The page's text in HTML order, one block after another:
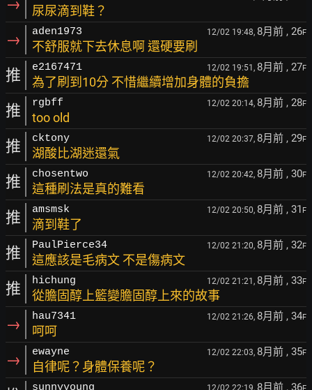
→ 尿尿滴到鞋？
→ aden1973 12/02 19:48, 8月前 , 26F
不舒服就下去休息啊 還硬要刷
推 e2167471 12/02 19:51, 8月前 , 27F
為了刷到10分 不惜繼續增加身體的負擔
推 rgbff 12/02 20:14, 8月前 , 28F
too old
推 cktony 12/02 20:37, 8月前 , 29F
湖酸比湖迷還氣
推 chosentwo 12/02 20:42, 8月前 , 30F
這種刷法是真的難看
推 amsmsk 12/02 20:50, 8月前 , 31 F
滴到鞋了
推 PaulPierce34 12/02 21:20, 8月前 , 32F
這應該是毛病文 不是傷病文
推 hichung 12/02 21:21, 8月前 , 33F
從膽固醇上籃變膽固醇上來的故事
→ hau7341 12/02 21:26, 8月前 , 34F
呵呵
→ ewayne 12/02 22:03, 8月前 , 35F
自律呢？身體保養呢？
sunnyyoung 12/02 22:19, 8月前 , 36